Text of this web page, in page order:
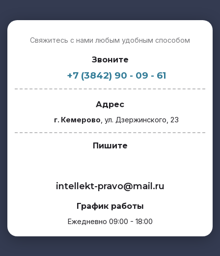
Свяжитесь с нами любым удобным способом
Звоните
+7 (3842) 90 - 09 - 61
Адрес
г. Кемерово, ул. Дзержинского, 23
Пишите
intellekt-pravo@mail.ru
График работы
Ежедневно 09:00 - 18:00